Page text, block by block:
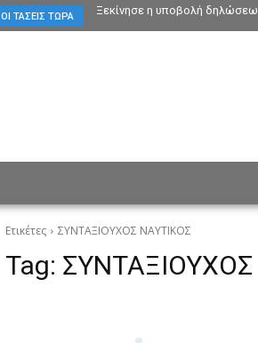
ΟΙ ΤΆΣΕΙΣ ΤΏΡΑ Ξεκίνησε η υποβολή
Ετικέτες ΣΥΝΤΑΞΙΟΥΧΟΣ ΝΑΥΤΙΚΟΣ
Tag: